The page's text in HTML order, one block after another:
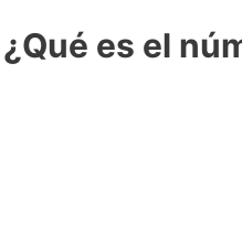
¿Qué es el